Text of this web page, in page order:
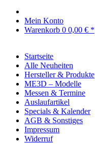
Mein Konto
Warenkorb 0 0,00 € *
Startseite
Alle Neuheiten
Hersteller & Produkte
ME3D – Modelle
Messen & Termine
Auslaufartikel
Specials & Kalender
AGB & Sonstiges
Impressum
Widerruf